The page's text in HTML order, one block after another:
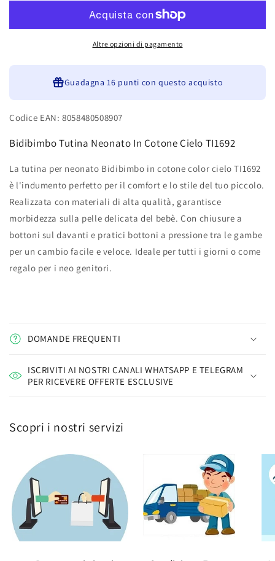
Cotone
In
Cotone
Cielo
Altre opzioni di pagamento
Guadagna16 punti con questo acquisto
Codice EAN: 8058480508907
Bidibimbo Tutina Neonato In Cotone Cielo TI1692
La tutina per neonato Bidibimbo in cotone color cielo TI1692
è l'indumento perfetto per il comfort e lo stile del tuo piccolo.
Realizzata con materiali di alta qualità, garantisce
morbidezza sulla pelle delicata del bebè. Con chiusure a
bottoni sul davanti e pratici bottoni a pressione tra le gambe
per un cambio facile e veloce. Ideale per tutti i giorni o come
regalo per i neo genitori.
DOMANDE FREQUENTI
ISCRIVITI AI NOSTRI CANALI WHATSAPP E TELEGRAM
PER RICEVERE OFFERTE ESCLUSIVE
Scopri i nostri servizi